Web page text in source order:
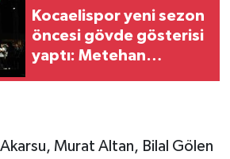
Kocaelispor yeni sezon
öncesi gövde gösterisi
yaptı: Metehan
Murat Altan, Bilal Gölen